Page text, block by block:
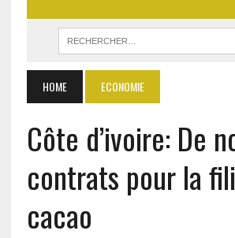
HOME ECONOMIE
Côte d’ivoire: De
contrats pour la
cacao